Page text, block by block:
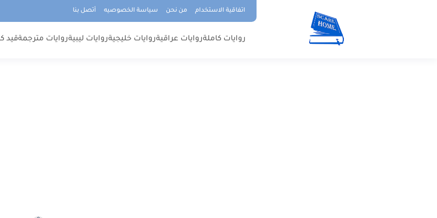
اتفاقية الاستخدام من نحن سياسة الخصوصيه أتصل بنا
روايات كاملةروايات عراقيةروايات خليجيةروايات ليبيةروايات مترجمةقيد